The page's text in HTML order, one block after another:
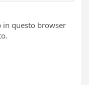
in questo browser